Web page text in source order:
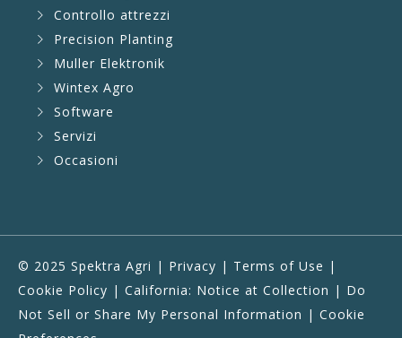
Controllo attrezzi
Precision Planting
Muller Elektronik
Wintex Agro
Software
Servizi
Occasioni
© 2025 Spektra Agri | Privacy | Terms of Use |
Cookie Policy | California: Notice at Collection | Do
Not Sell or Share My Personal Information | Cookie